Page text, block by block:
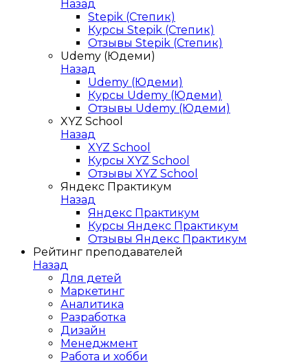
Назад
Stepik (Степик)
Курсы Stepik (Степик)
Отзывы Stepik (Степик)
Udemy (Юдеми)
Назад
Udemy (Юдеми)
Курсы Udemy (Юдеми)
Отзывы Udemy (Юдеми)
XYZ School
Назад
XYZ School
Курсы XYZ School
Отзывы XYZ School
Яндекс Практикум
Назад
Яндекс Практикум
Курсы Яндекс Практикум
Отзывы Яндекс Практикум
Рейтинг преподавателей
Назад
Для детей
Маркетинг
Аналитика
Разработка
Дизайн
Менеджмент
Работа и хобби